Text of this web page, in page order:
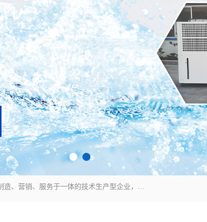
宿迁慈乌温控科技有限公司是一家集工业冷水机研发、制造、营销、服务于一体的技术生产型企业，经营范围包括：冷水机、螺杆式冷水机组、工业冷水机、水冷式冷水机、风冷式冷水机组、风冷螺杆式冷冻机组、冷冻机、注塑专用冷水机、混泥土专用冷水机、低温防爆冷水机组等。专业温控设备供应商 模温机/冷水机/导热油炉定制服务等